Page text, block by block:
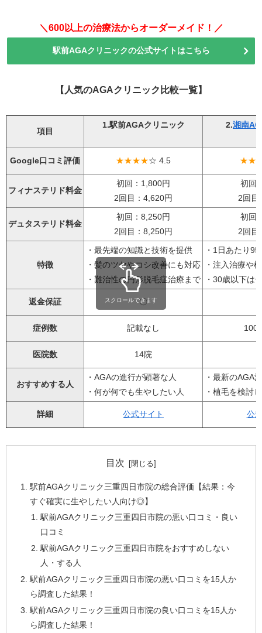
＼600以上の治療法からオーダーメイド！／
駅前AGAクリニックの公式サイトはこちら
【人気のAGAクリニック比較一覧】
項目
1.駅前AGAクリニック 2.湘南
Google口コミ評価 ★★★★☆ 4.5
フィナステリド料金
初回：1,800円
2回目：4,620円
初回
2回目
デュタステリド料金
初回：8,250円
2回目：8,250円
初回
2回目
特徴
・最先端の知識と技術を提供
・髪のツヤやコシ改善にも対応
・難治性の円形脱毛症治療まで
・1日あたり
・注入治療や
・30歳以下は
返金保証 〇
症例数 記載なし 100
医院数 14院
おすすめする人
・AGAの進行が顕著な人
・何が何でも生やしたい人
・最新のAGA
・植毛を検討
詳細 公式サイト 公
スクロールできます
目次
駅前AGAクリニック三重四日市院の総合評価【結果：今
すぐ確実に生やしたい人向け◎】
駅前AGAクリニック三重四日市院の悪い口コミ・良い
口コミ
駅前AGAクリニック三重四日市院をおすすめしない
人・する人
駅前AGAクリニック三重四日市院の悪い口コミを15人か
ら調査した結果！
駅前AGAクリニック三重四日市院の良い口コミを15人か
ら調査した結果！